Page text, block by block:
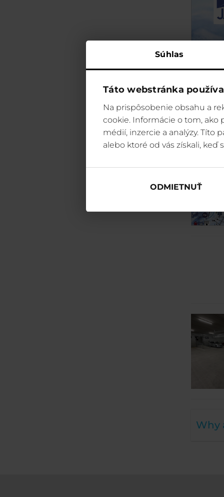
Súhlas
Táto webstránka
Na prispôsobenie obsahu a
cookie. Informácie o tom, ako
médií, inzercie a analýzy.
alebo ktoré od vás získali, keď
ODMIETNUŤ
Why